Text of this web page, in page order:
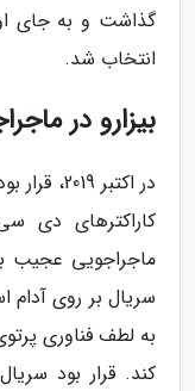
گذاشت و به جای
انتخاب شد.
بیزارو در
در اکتبر
کاراکترهای دی
ماجراجویی عجیب
سریال بر روی آدام
به لطف فناوری
کند. قرار بود